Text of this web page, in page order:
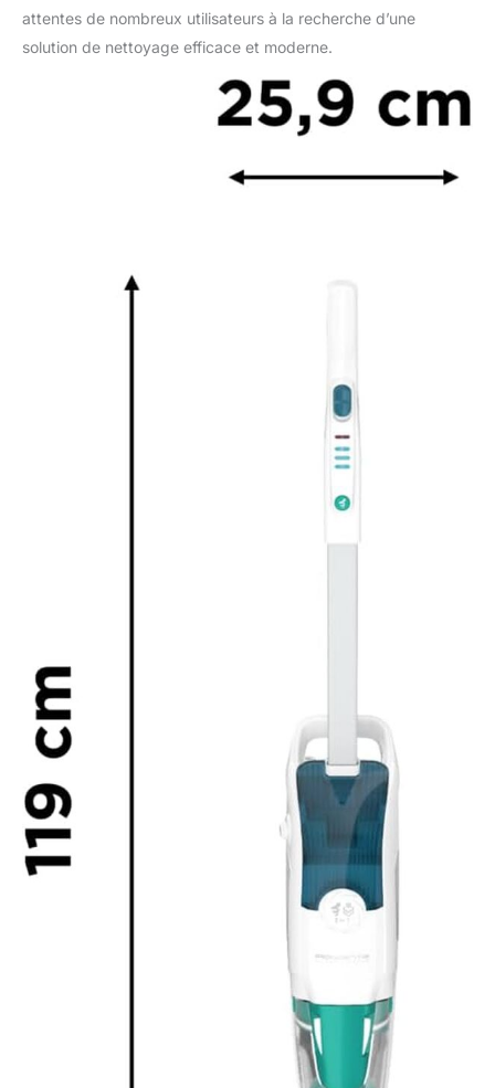
attentes de nombreux utilisateurs à la recherche d’une
solution de nettoyage efficace et moderne.